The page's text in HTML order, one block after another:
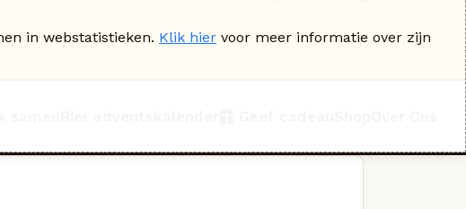
in webstatistieken. Klik hier voor meer informatie over zijn